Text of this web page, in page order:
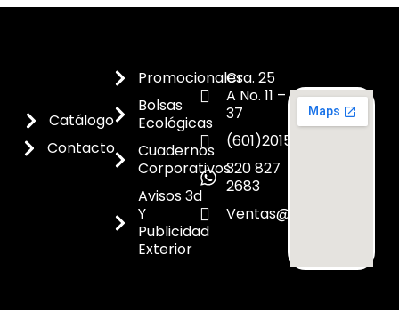
Catálogo
Contacto
Promocionales
Bolsas
Ecológicas
Cuadernos
Corporativos
Avisos 3d
Y
Publicidad
Exterior
Cra. 25
A No. 11 –
37
(601)2015300
320 827
2683
Ventas@dicoes.co